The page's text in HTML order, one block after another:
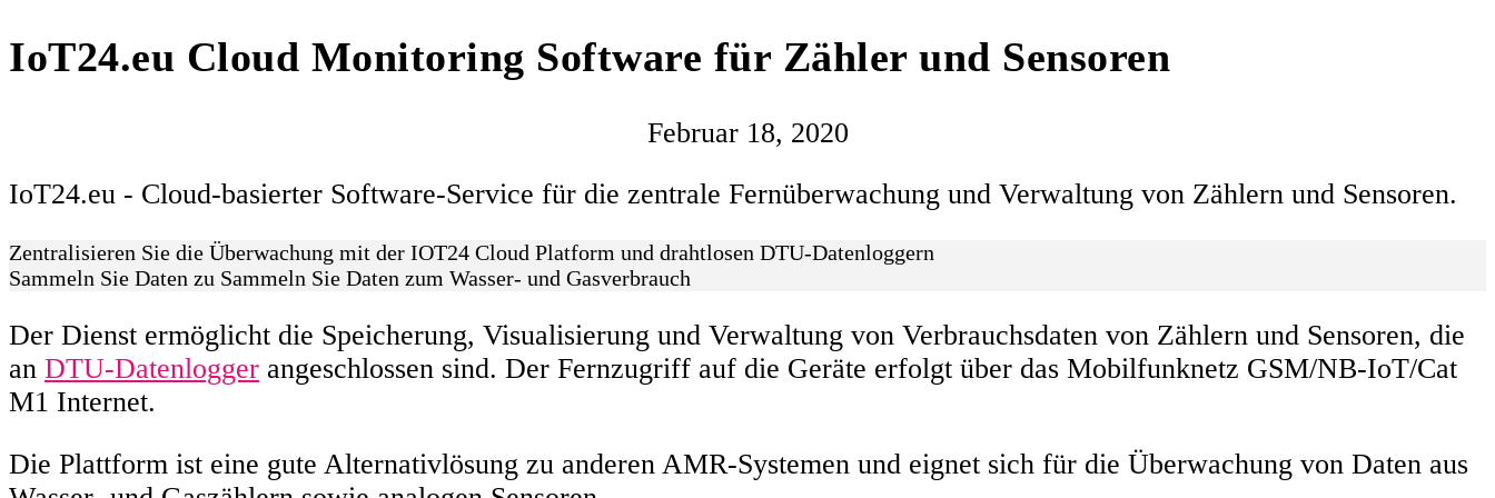
IoT24.eu Cloud Monitoring Software für Zähler und Sensoren
Februar 18, 2020
IoT24.eu - Cloud-basierter Software-Service für die zentrale Fernüberwachung und Verwaltung von Zählern und Sensoren.
Zentralisieren Sie die Überwachung mit der IOT24 Cloud Platform und drahtlosen DTU-Datenloggern
Sammeln Sie Daten zu Sammeln Sie Daten zum Wasser- und Gasverbrauch
Der Dienst ermöglicht die Speicherung, Visualisierung und Verwaltung von Verbrauchsdaten von Zählern und Sensoren, die
an DTU-Datenlogger angeschlossen sind. Der Fernzugriff auf die Geräte erfolgt über das Mobilfunknetz GSM/NB-IoT/Cat
M1 Internet.
Die Plattform ist eine gute Alternativlösung zu anderen AMR-Systemen und eignet sich für die Überwachung von Daten aus